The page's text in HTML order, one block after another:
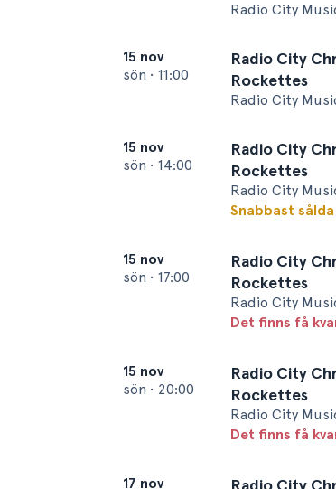
Radio City
15 nov
sön • 11:00
Radio City
Rockettes
Radio City
15 nov
sön • 14:00
Radio City
Rockettes
Radio City
Snabbast
15 nov
sön • 17:00
Radio City
Rockettes
Radio City
Det finns få
15 nov
sön • 20:00
Radio City
Rockettes
Radio City
Det finns få
17 nov Radio City